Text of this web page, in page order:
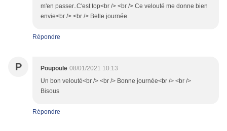
m'en passer..C'est top<br /> <br /> Ce velouté me donne bien
envie<br /> <br /> Belle journée
Répondre
P Poupoule 08/01/2021 10:13
Un bon velouté<br /> <br /> Bonne journée<br /> <br />
Bisous
Répondre